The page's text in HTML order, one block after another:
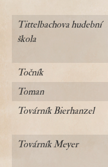
Tittelbachova hudební
škola
Točník
Toman
Továrník Bierhanzel
Továrník Meyer